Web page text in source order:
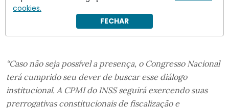
“Caso não seja possível a presença, o Congresso Nacional
terá cumprido seu dever de buscar esse diálogo
institucional. A CPMI do INSS seguirá exercendo suas
prerrogativas constitucionais de fiscalização e
cookies.
FECHAR